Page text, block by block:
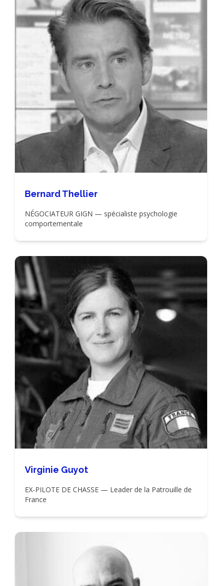
Bernard Thellier
NÉGOCIATEUR GIGN — spécialiste psychologie
comportementale
Virginie Guyot
EX-PILOTE DE CHASSE — Leader de la Patrouille de
France